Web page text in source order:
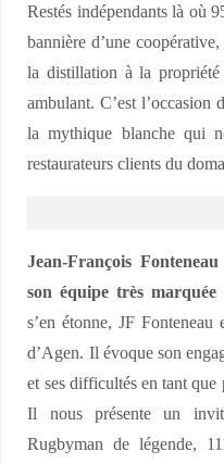
Restés indépendants là où
bannière d’une
la distillation à la
ambulant. C’est l’occasion
la mythique blanche qui
restaurateurs clients du
Jean-François
son équipe très
s’en étonne, JF
d’Agen. Il évoque son
et ses difficultés en tant
Il nous présente un
Rugbyman de légende,